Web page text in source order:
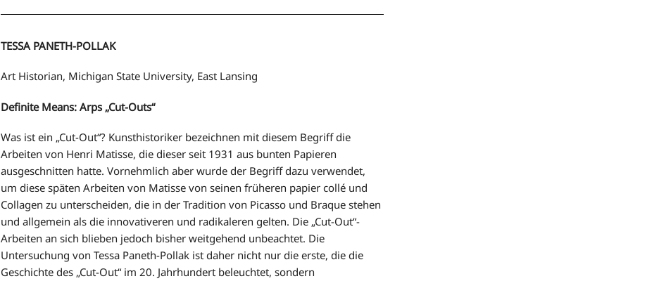
TESSA PANETH-POLLAK
Art Historian, Michigan State University, East Lansing
Definite Means: Arps „Cut-Outs“
Was ist ein „Cut-Out“? Kunsthistoriker bezeichnen mit diesem Begriff die
Arbeiten von Henri Matisse, die dieser seit 1931 aus bunten Papieren
ausgeschnitten hatte. Vornehmlich aber wurde der Begriff dazu verwendet,
um diese späten Arbeiten von Matisse von seinen früheren papier collé und
Collagen zu unterscheiden, die in der Tradition von Picasso und Braque stehen
und allgemein als die innovativeren und radikaleren gelten. Die „Cut-Out“-
Arbeiten an sich blieben jedoch bisher weitgehend unbeachtet. Die
Untersuchung von Tessa Paneth-Pollak ist daher nicht nur die erste, die die
Geschichte des „Cut-Out“ im 20. Jahrhundert beleuchtet, sondern